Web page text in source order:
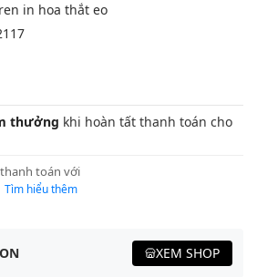
in hoa thắt eo
thưởng khi hoàn tất thanh toán cho
toán với
Tìm hiểu thêm
XEM SHOP